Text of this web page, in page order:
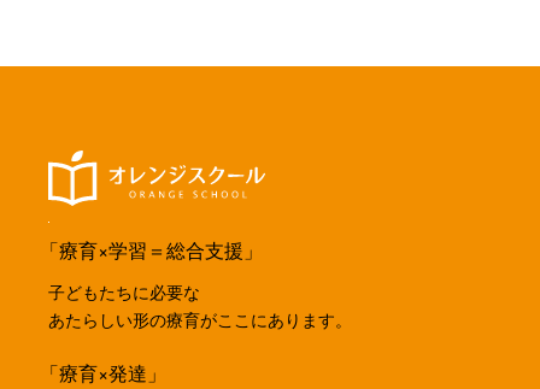
「療育×学習＝総合支援」
子どもたちに必要な
あたらしい形の療育がここにあります。
「療育×発達」